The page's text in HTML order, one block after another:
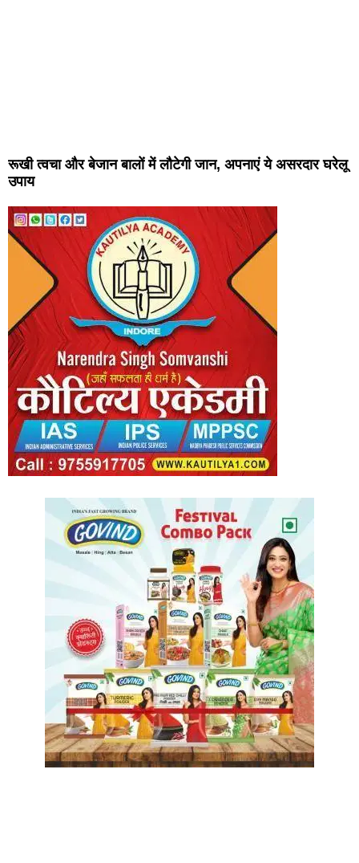
रूखी त्वचा और बेजान बालों में लौटेगी जान, अपनाएं ये असरदार घरेलू
उपाय